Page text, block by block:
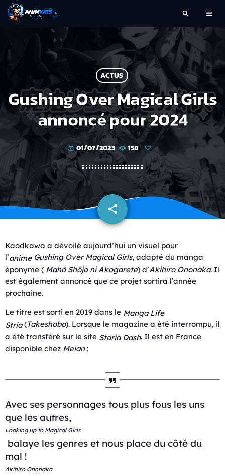
search menu
ACTUS
Gushing Over Magical Girls
annoncé pour 2024
today 01/07/2023 158
share
email
Kaodkawa a dévoilé aujourd’hui un visuel pour
l’anime Gushing Over Magical Girls, adapté du manga
éponyme ( Mahô Shôjo ni Akogarete) d’Akihiro Ononaka. Il
est également annoncé que ce projet sortira l’année
prochaine.
Le titre est sorti en 2019 dans le Manga Life
Stria(Takeshobo). Lorsque le magazine a été interrompu, il
a été transféré sur le site Storia Dash. Il est en France
disponible chez Meian:
Avec ses personnages tous plus fous les uns
que les autres,
Looking up to Magical Girls
balaye les genres et nous place du côté du
mal !
Akihiro Ononaka